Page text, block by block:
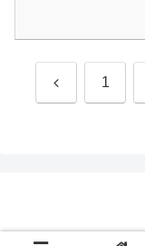
前 1